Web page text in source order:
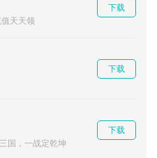
天天领
下载
下载
国，一战定乾坤
下载